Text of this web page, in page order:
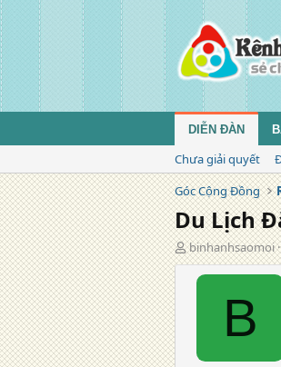
DIỄN ĐÀN
Chưa giải quyết
Góc Cộng Đồng
Du Lịch
T
á
binhanhsaomoi
B